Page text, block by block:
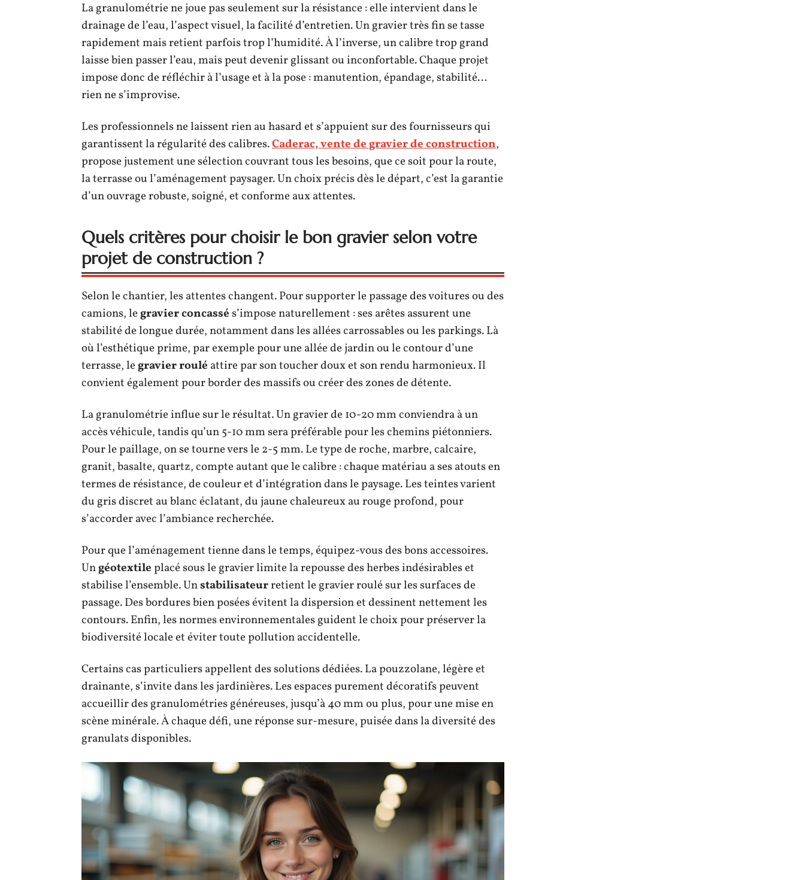
La granulométrie ne joue pas seulement sur la résistance : elle intervient dans le
drainage de l’eau, l’aspect visuel, la facilité d’entretien. Un gravier très fin se tasse
rapidement mais retient parfois trop l’humidité. À l’inverse, un calibre trop grand
laisse bien passer l’eau, mais peut devenir glissant ou inconfortable. Chaque projet
impose donc de réfléchir à l’usage et à la pose : manutention, épandage, stabilité…
rien ne s’improvise.
Les professionnels ne laissent rien au hasard et s’appuient sur des fournisseurs qui
garantissent la régularité des calibres.Caderac, vente de gravier de construction,
propose justement une sélection couvrant tous les besoins, que ce soit pour la route,
la terrasse ou l’aménagement paysager. Un choix précis dès le départ, c’est la garantie
d’un ouvrage robuste, soigné, et conforme aux attentes.
Quels critères pour choisir le bon gravier selon votre
projet de construction ?
Selon le chantier, les attentes changent. Pour supporter le passage des voitures ou des
camions, legravier concassés’impose naturellement : ses arêtes assurent une
stabilité de longue durée, notamment dans les allées carrossables ou les parkings. Là
où l’esthétique prime, par exemple pour une allée de jardin ou le contour d’une
terrasse, legravier roulé attire par son toucher doux et son rendu harmonieux. Il
convient également pour border des massifs ou créer des zones de détente.
La granulométrie influe sur le résultat. Un gravier de 10-20 mm conviendra à un
accès véhicule, tandis qu’un 5-10 mm sera préférable pour les chemins piétonniers.
Pour le paillage, on se tourne vers le 2-5 mm. Le type de roche, marbre, calcaire,
granit, basalte, quartz, compte autant que le calibre : chaque matériau a ses atouts en
termes de résistance, de couleur et d’intégration dans le paysage. Les teintes varient
du gris discret au blanc éclatant, du jaune chaleureux au rouge profond, pour
s’accorder avec l’ambiance recherchée.
Pour que l’aménagement tienne dans le temps, équipez-vous des bons accessoires.
Ungéotextileplacé sous le gravier limite la repousse des herbes indésirables et
stabilise l’ensemble. Unstabilisateurretient le gravier roulé sur les surfaces de
passage. Des bordures bien posées évitent la dispersion et dessinent nettement les
contours. Enfin, les normes environnementales guident le choix pour préserver la
biodiversité locale et éviter toute pollution accidentelle.
Certains cas particuliers appellent des solutions dédiées. La pouzzolane, légère et
drainante, s’invite dans les jardinières. Les espaces purement décoratifs peuvent
accueillir des granulométries généreuses, jusqu’à 40 mm ou plus, pour une mise en
scène minérale. À chaque défi, une réponse sur-mesure, puisée dans la diversité des
granulats disponibles.